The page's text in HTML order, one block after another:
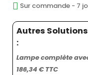
Sur commande - 7
Autres Solutions
:
Lampe complète
186,34 € TTC